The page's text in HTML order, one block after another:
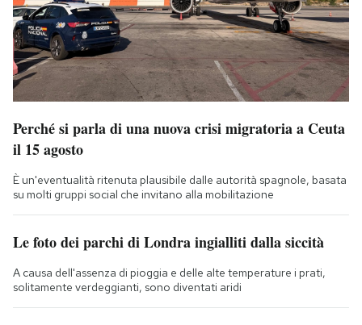
Perché si parla di una nuova crisi migratoria a Ceuta
il 15 agosto
È un'eventualità ritenuta plausibile dalle autorità spagnole, basata
su molti gruppi social che invitano alla mobilitazione
Le foto dei parchi di Londra ingialliti dalla siccità
A causa dell'assenza di pioggia e delle alte temperature i prati,
solitamente verdeggianti, sono diventati aridi